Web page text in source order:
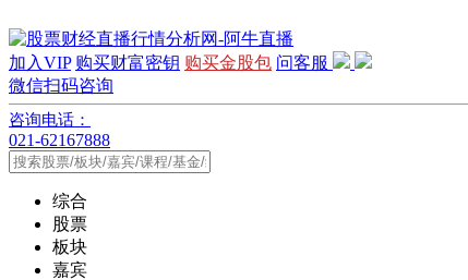
加入VIP 购买财富密钥 购买金股包 问客服
微信扫码咨询
咨询电话：
021-62167888
综合
股票
板块
嘉宾